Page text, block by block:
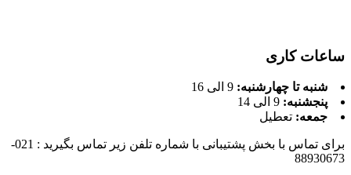
ساعات کاری
شنبه تا چهارشنبه: 9 الی 16
پنجشنبه: 9 الی 14
جمعه: تعطیل
برای تماس با بخش پشتیبانی با شماره تلفن زیر تماس بگیرید : 021-
88930673